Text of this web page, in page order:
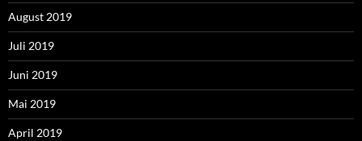
August 2019
Juli 2019
Juni 2019
Mai 2019
April 2019